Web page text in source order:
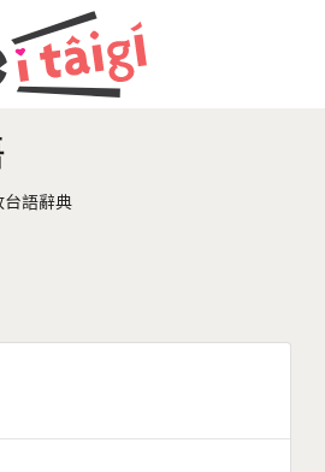
語辭典